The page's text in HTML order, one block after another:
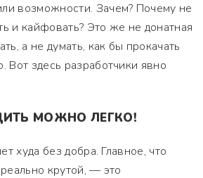
возможности. Зачем? Почему не
и кайфовать? Это же не донатная
а не думать, как бы прокачать
Вот здесь разработчики явно
МОЖНО ЛЕГКО!
худа без добра. Главное, что
крутой, — это